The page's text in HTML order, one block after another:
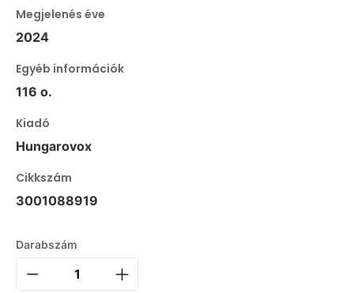
Megjelenés éve
2024
Egyéb információk
116 o.
Kiadó
Hungarovox
Cikkszám
3001088919
Darabszám